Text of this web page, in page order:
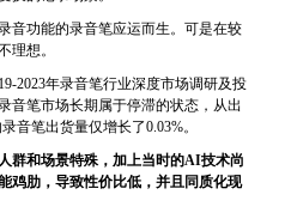
音功能的录音笔应运而生。可是在较
理想。
2023年录音笔行业深度市场调研及投
音笔市场长期属于停滞的状态，从出
音笔出货量仅增长了0.03%。
群和场景特殊，加上当时的AI技术尚
鸡肋，导致性价比低，并且同质化现